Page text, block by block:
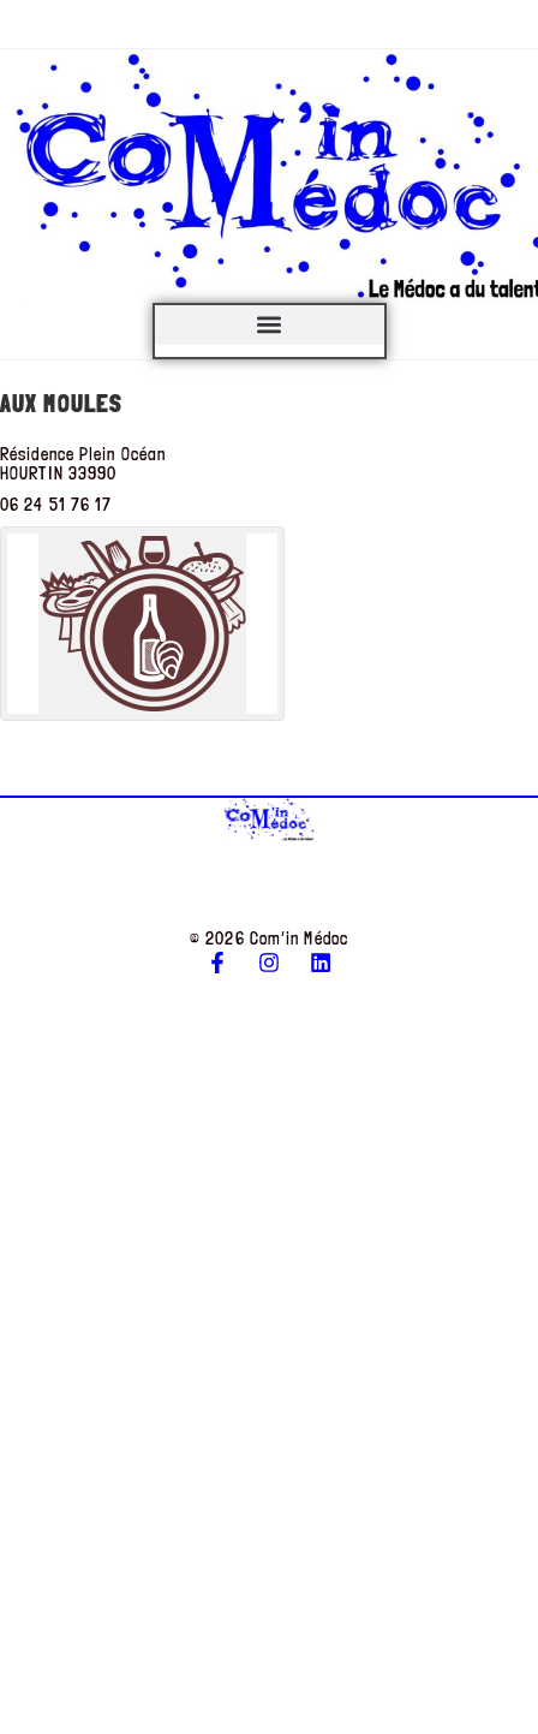
AUX MOULES
Résidence Plein Océan
HOURTIN 33990
06 24 51 76 17
© 2026 Com’in Médoc